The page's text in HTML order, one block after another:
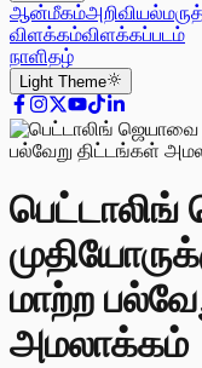
ஆன்மீகம்அறிவியல்
விளக்கம்விளக்கப்படம்
நாளிதழ்
Light Theme
மாற்ற
அமலாக்கம்